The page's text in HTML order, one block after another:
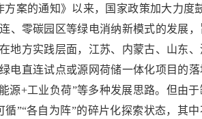
案的通知》以来，国家政策加大力度
、零碳园区等绿电消纳新模式的发展，
地方实践层面，江苏、内蒙古、山东、
电直连试点或源网荷储一体化项目的落
源+工业负荷”等多种发展思路。但由于
”“各自为阵”的碎片化探索状态，其